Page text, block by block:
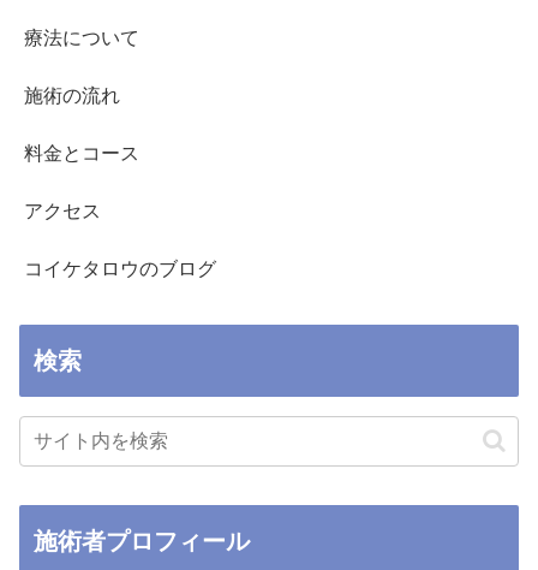
療法について
施術の流れ
料金とコース
アクセス
コイケタロウのブログ
検索
施術者プロフィール